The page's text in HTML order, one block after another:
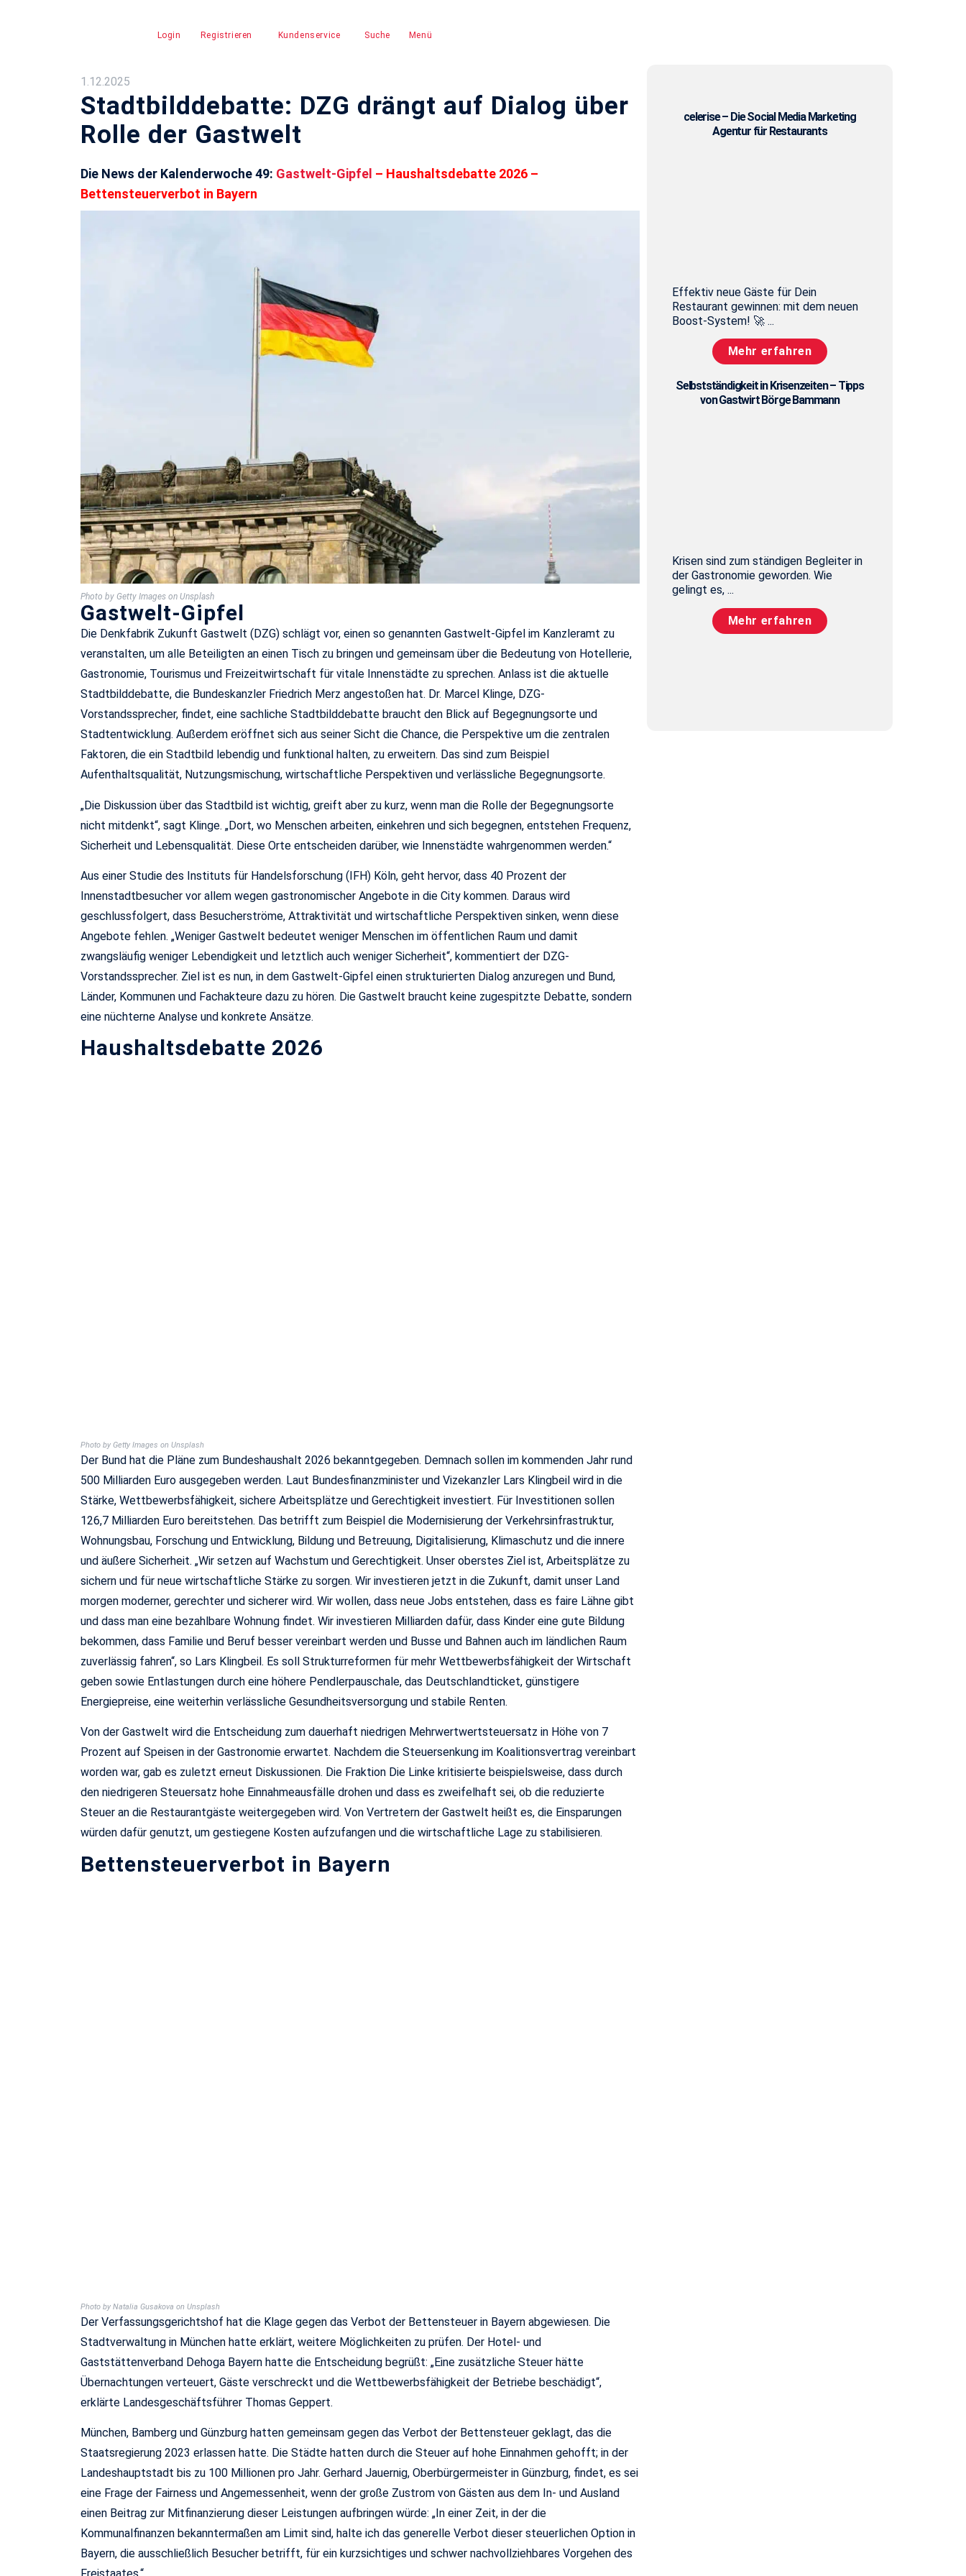
Login Registrieren Kundenservice Suche Menü
1.12.2025
Stadtbilddebatte: DZG drängt auf Dialog über
Rolle der Gastwelt
Die News der Kalenderwoche 49: Gastwelt-Gipfel – Haushaltsdebatte 2026 –
Bettensteuerverbot in Bayern
Photo by Getty Images on Unsplash
Gastwelt-Gipfel
Die Denkfabrik Zukunft Gastwelt (DZG) schlägt vor, einen so genannten Gastwelt-Gipfel im Kanzleramt zu
veranstalten, um alle Beteiligten an einen Tisch zu bringen und gemeinsam über die Bedeutung von Hotellerie,
Gastronomie, Tourismus und Freizeitwirtschaft für vitale Innenstädte zu sprechen. Anlass ist die aktuelle
Stadtbilddebatte, die Bundeskanzler Friedrich Merz angestoßen hat. Dr. Marcel Klinge, DZG-
Vorstandssprecher, findet, eine sachliche Stadtbilddebatte braucht den Blick auf Begegnungsorte und
Stadtentwicklung. Außerdem eröffnet sich aus seiner Sicht die Chance, die Perspektive um die zentralen
Faktoren, die ein Stadtbild lebendig und funktional halten, zu erweitern. Das sind zum Beispiel
Aufenthaltsqualität, Nutzungsmischung, wirtschaftliche Perspektiven und verlässliche Begegnungsorte.
„Die Diskussion über das Stadtbild ist wichtig, greift aber zu kurz, wenn man die Rolle der Begegnungsorte
nicht mitdenkt“, sagt Klinge. „Dort, wo Menschen arbeiten, einkehren und sich begegnen, entstehen Frequenz,
Sicherheit und Lebensqualität. Diese Orte entscheiden darüber, wie Innenstädte wahrgenommen werden.“
Aus einer Studie des Instituts für Handelsforschung (IFH) Köln, geht hervor, dass 40 Prozent der
Innenstadtbesucher vor allem wegen gastronomischer Angebote in die City kommen. Daraus wird
geschlussfolgert, dass Besucherströme, Attraktivität und wirtschaftliche Perspektiven sinken, wenn diese
Angebote fehlen. „Weniger Gastwelt bedeutet weniger Menschen im öffentlichen Raum und damit
zwangsläufig weniger Lebendigkeit und letztlich auch weniger Sicherheit“, kommentiert der DZG-
Vorstandssprecher. Ziel ist es nun, in dem Gastwelt-Gipfel einen strukturierten Dialog anzuregen und Bund,
Länder, Kommunen und Fachakteure dazu zu hören. Die Gastwelt braucht keine zugespitzte Debatte, sondern
eine nüchterne Analyse und konkrete Ansätze.
Haushaltsdebatte 2026
Photo by Getty Images on Unsplash
Der Bund hat die Pläne zum Bundeshaushalt 2026 bekanntgegeben. Demnach sollen im kommenden Jahr rund
500 Milliarden Euro ausgegeben werden. Laut Bundesfinanzminister und Vizekanzler Lars Klingbeil wird in die
Stärke, Wettbewerbsfähigkeit, sichere Arbeitsplätze und Gerechtigkeit investiert. Für Investitionen sollen
126,7 Milliarden Euro bereitstehen. Das betrifft zum Beispiel die Modernisierung der Verkehrsinfrastruktur,
Wohnungsbau, Forschung und Entwicklung, Bildung und Betreuung, Digitalisierung, Klimaschutz und die innere
und äußere Sicherheit. „Wir setzen auf Wachstum und Gerechtigkeit. Unser oberstes Ziel ist, Arbeitsplätze zu
sichern und für neue wirtschaftliche Stärke zu sorgen. Wir investieren jetzt in die Zukunft, damit unser Land
morgen moderner, gerechter und sicherer wird. Wir wollen, dass neue Jobs entstehen, dass es faire Lähne gibt
und dass man eine bezahlbare Wohnung findet. Wir investieren Milliarden dafür, dass Kinder eine gute Bildung
bekommen, dass Familie und Beruf besser vereinbart werden und Busse und Bahnen auch im ländlichen Raum
zuverlässig fahren“, so Lars Klingbeil. Es soll Strukturreformen für mehr Wettbewerbsfähigkeit der Wirtschaft
geben sowie Entlastungen durch eine höhere Pendlerpauschale, das Deutschlandticket, günstigere
Energiepreise, eine weiterhin verlässliche Gesundheitsversorgung und stabile Renten.
Von der Gastwelt wird die Entscheidung zum dauerhaft niedrigen Mehrwertwertsteuersatz in Höhe von 7
Prozent auf Speisen in der Gastronomie erwartet. Nachdem die Steuersenkung im Koalitionsvertrag vereinbart
worden war, gab es zuletzt erneut Diskussionen. Die Fraktion Die Linke kritisierte beispielsweise, dass durch
den niedrigeren Steuersatz hohe Einnahmeausfälle drohen und dass es zweifelhaft sei, ob die reduzierte
Steuer an die Restaurantgäste weitergegeben wird. Von Vertretern der Gastwelt heißt es, die Einsparungen
würden dafür genutzt, um gestiegene Kosten aufzufangen und die wirtschaftliche Lage zu stabilisieren.
Bettensteuerverbot in Bayern
Photo by Natalia Gusakova on Unsplash
Der Verfassungsgerichtshof hat die Klage gegen das Verbot der Bettensteuer in Bayern abgewiesen. Die
Stadtverwaltung in München hatte erklärt, weitere Möglichkeiten zu prüfen. Der Hotel- und
Gaststättenverband Dehoga Bayern hatte die Entscheidung begrüßt: „Eine zusätzliche Steuer hätte
Übernachtungen verteuert, Gäste verschreckt und die Wettbewerbsfähigkeit der Betriebe beschädigt“,
erklärte Landesgeschäftsführer Thomas Geppert.
München, Bamberg und Günzburg hatten gemeinsam gegen das Verbot der Bettensteuer geklagt, das die
Staatsregierung 2023 erlassen hatte. Die Städte hatten durch die Steuer auf hohe Einnahmen gehofft; in der
Landeshauptstadt bis zu 100 Millionen pro Jahr. Gerhard Jauernig, Oberbürgermeister in Günzburg, findet, es sei
eine Frage der Fairness und Angemessenheit, wenn der große Zustrom von Gästen aus dem In- und Ausland
einen Beitrag zur Mitfinanzierung dieser Leistungen aufbringen würde: „In einer Zeit, in der die
Kommunalfinanzen bekanntermaßen am Limit sind, halte ich das generelle Verbot dieser steuerlichen Option in
Bayern, die ausschließlich Besucher betrifft, für ein kurzsichtiges und schwer nachvollziehbares Vorgehen des
celerise – Die Social Media Marketing
Agentur für Restaurants
Effektiv neue Gäste für Dein
Restaurant gewinnen: mit dem neuen
Boost-System! 🚀 ...
Mehr erfahren
Selbstständigkeit in Krisenzeiten – Tipps
von Gastwirt Börge Bammann
Krisen sind zum ständigen Begleiter in
der Gastronomie geworden. Wie
gelingt es, ...
Mehr erfahren